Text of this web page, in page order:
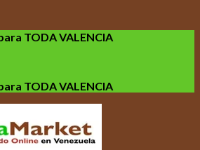
TODA VALENCIA
TODA VALENCIA